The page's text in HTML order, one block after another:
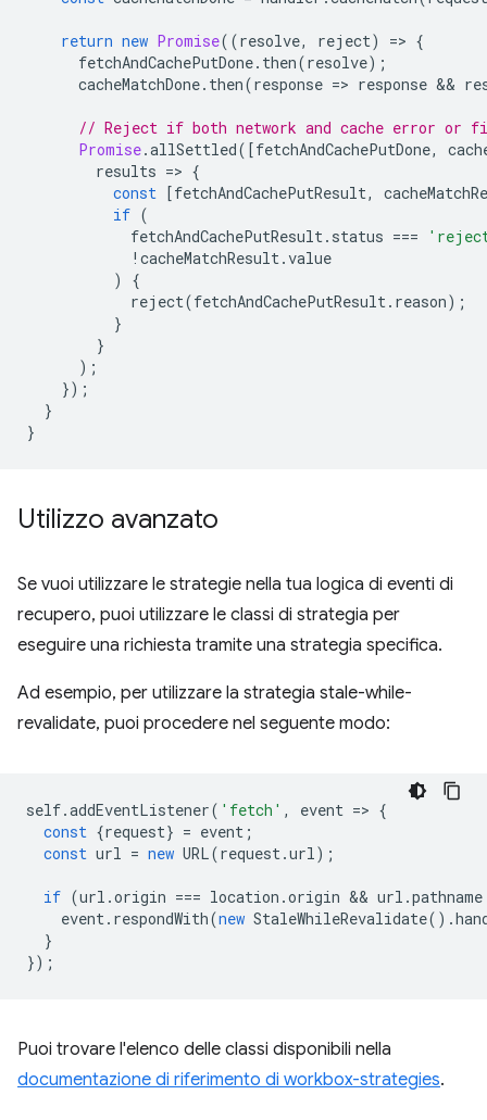
return new Promise((resolve, reject) => {
fetchAndCachePutDone. then(resolve);
cacheMatchDone. then(response => response &&
// Reject if both network and cache error or
Promise.allSettled([fetchAndCachePutDone,
results => {
const [fetchAndCachePutResult,
if (
fetchAndCachePutResult . status ===
! cacheMatchResult .value
)
{
reject(fetchAndCachePutResult . reason);
}
}
);
});
}
}
Utilizzo avanzato
Se vuoi utilizzare le strategie nella tua logica di eventi di
recupero, puoi utilizzare le classi di strategia per
eseguire una richiesta tramite una strategia specifica.
Ad esempio, per utilizzare la strategia stale-while-
revalidate, puoi procedere nel seguente modo:
self.addEventListener( 'fetch' , event => {
const {request} = event ;
const url = new URL(request .url );
if (url .origin === location .origin && url .pathname
event . respondWith(new StaleWhileRevalidate().
}
});
Puoi trovare l'elenco delle classi disponibili nella
documentazione di riferimento di workbox-strategies.